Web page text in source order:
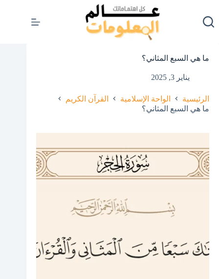
المحتوى
ما هي السبع المثاني؟
يناير 3, 2025
الرئيسية الواحة الإسلامية
القرآن الكريم
ما هي السبع المثاني؟